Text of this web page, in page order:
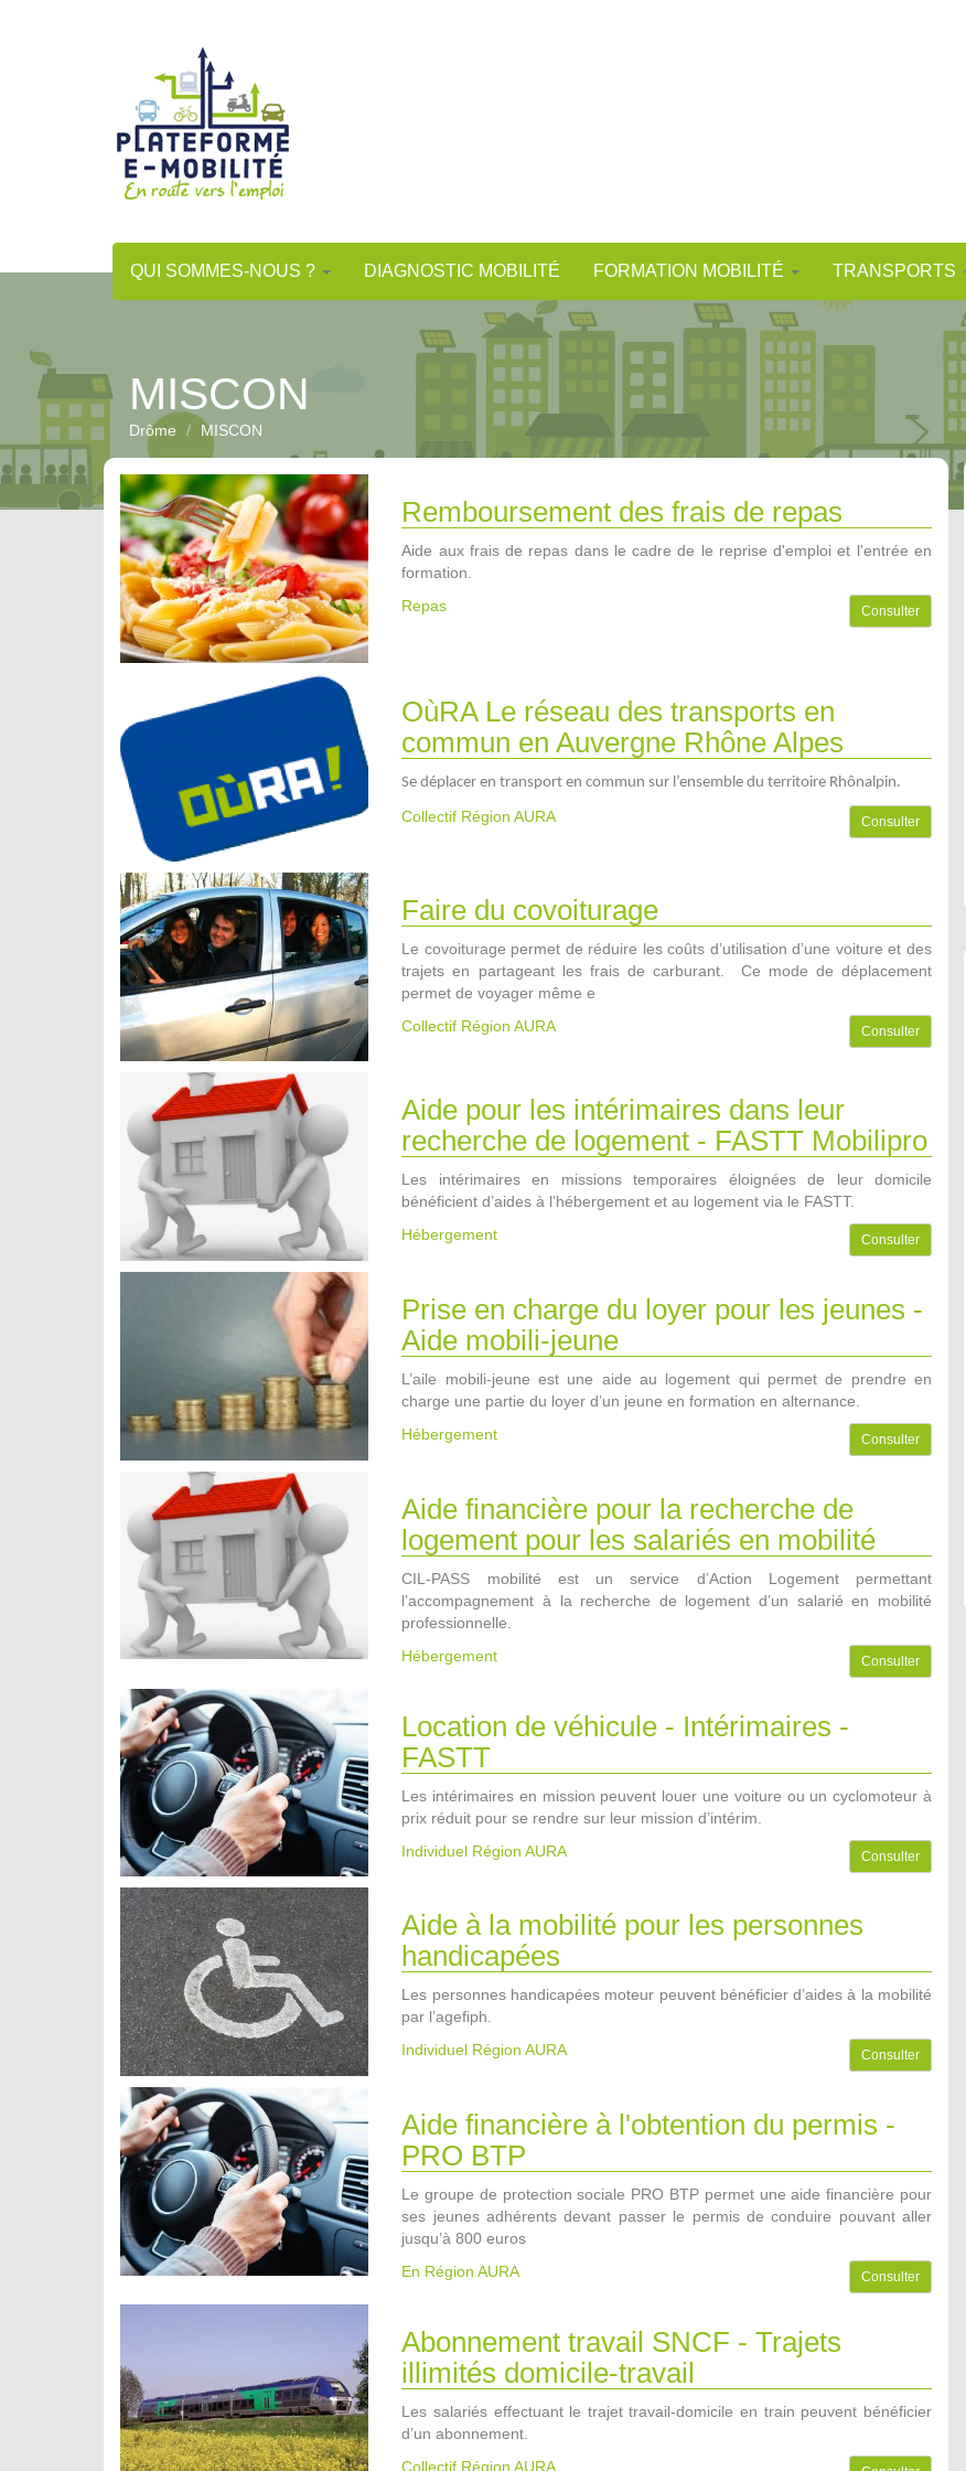
QUI SOMMES-NOUS ? DIAGNOSTIC MOBILITÉ FORMATION MOBILITÉ TRANSPORTS
MISCON
Drôme MISCON
Remboursement des frais de repas
Aide aux frais de repas dans le cadre de le reprise d'emploi et l'entrée en
formation.
Repas
Consulter
OùRA Le réseau des transports en
commun en Auvergne Rhône Alpes
Se déplacer en transport en commun sur l’ensemble du territoire Rhônalpin.
Collectif Région AURA Consulter
Faire du covoiturage
Le covoiturage permet de réduire les coûts d’utilisation d’une voiture et des
trajets en partageant les frais de carburant. Ce mode de déplacement
permet de voyager même e
Collectif Région AURA
Consulter
Aide pour les intérimaires dans leur
recherche de logement - FASTT Mobilipro
Les intérimaires en missions temporaires éloignées de leur domicile
bénéficient d’aides à l’hébergement et au logement via le FASTT.
Hébergement
Consulter
Prise en charge du loyer pour les jeunes -
Aide mobili-jeune
L’aile mobili-jeune est une aide au logement qui permet de prendre en
charge une partie du loyer d’un jeune en formation en alternance.
Hébergement
Consulter
Aide financière pour la recherche de
logement pour les salariés en mobilité
CIL-PASS mobilité est un service d’Action Logement permettant
l’accompagnement à la recherche de logement d’un salarié en mobilité
professionnelle.
Hébergement
Consulter
Location de véhicule - Intérimaires -
FASTT
Les intérimaires en mission peuvent louer une voiture ou un cyclomoteur à
prix réduit pour se rendre sur leur mission d’intérim.
Individuel Région AURA
Consulter
Aide à la mobilité pour les personnes
handicapées
Les personnes handicapées moteur peuvent bénéficier d’aides à la mobilité
par l’agefiph.
Individuel Région AURA
Consulter
Aide financière à l'obtention du permis -
PRO BTP
Le groupe de protection sociale PRO BTP permet une aide financière pour
ses jeunes adhérents devant passer le permis de conduire pouvant aller
jusqu’à 800 euros
En Région AURA
Consulter
Abonnement travail SNCF - Trajets
illimités domicile-travail
Les salariés effectuant le trajet travail-domicile en train peuvent bénéficier
d’un abonnement.
Collectif Région AURA